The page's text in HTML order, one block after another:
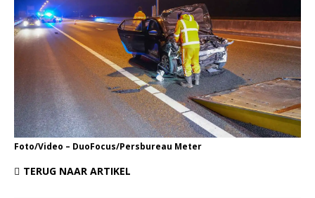
Foto/Video – DuoFocus/Persbureau Meter
TERUG NAAR ARTIKEL